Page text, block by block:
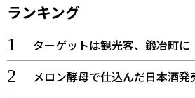
ランキング
ターゲットは観光客、鍛冶町に
メロン酵母で仕込んだ日本酒発